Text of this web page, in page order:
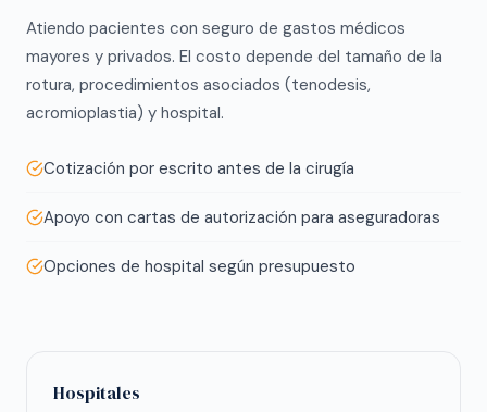
Atiendo pacientes con seguro de gastos médicos
mayores y privados. El costo depende del tamaño de la
rotura, procedimientos asociados (tenodesis,
acromioplastia) y hospital.
Cotización por escrito antes de la cirugía
Apoyo con cartas de autorización para aseguradoras
Opciones de hospital según presupuesto
Hospitales